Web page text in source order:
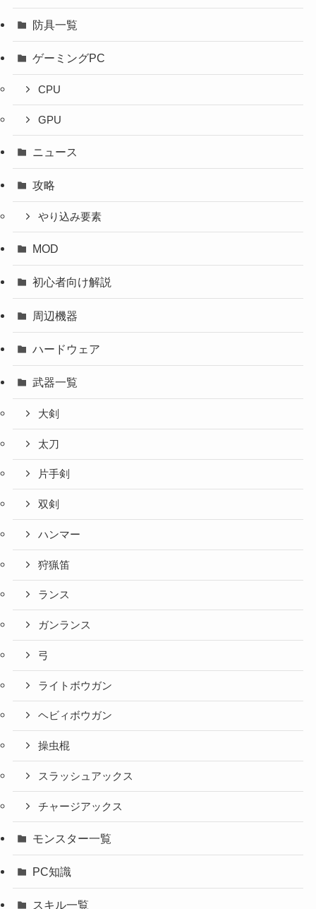
防具一覧
ゲーミングPC
CPU
GPU
ニュース
攻略
やり込み要素
MOD
初心者向け解説
周辺機器
ハードウェア
武器一覧
大剣
太刀
片手剣
双剣
ハンマー
狩猟笛
ランス
ガンランス
弓
ライトボウガン
ヘビィボウガン
操虫棍
スラッシュアックス
チャージアックス
モンスター一覧
PC知識
スキル一覧